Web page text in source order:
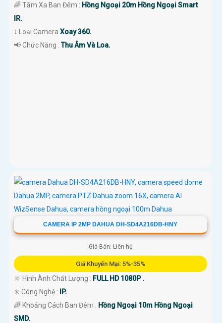
🌈 Tầm Xa Ban Đêm : Hồng Ngoại 20m Hồng Ngoại Smart
IR.
↕️ Loại Camera Xoay 360.
️📢 Chức Năng :Thu Âm Và Loa.
CAMERA IP 2MP DAHUA DH-SD4A216DB-HNY
Giá Bán: Liên hệ
Giá Khuyến Mại: 5%-35%
🔆 Hình Ành Chất Lượng : FULL HD 1080P .
✳️ Công Nghệ :
IP.
🌈 Khoảng Cách Ban Đêm : Hồng Ngoại 10m Hồng Ngoại
SMD.